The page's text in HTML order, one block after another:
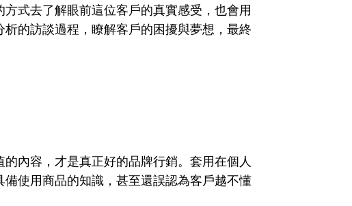
式去了解眼前這位客戶的真實感受，也會用
的訪談過程，瞭解客戶的困擾與夢想，最終
內容，才是真正好的品牌行銷。套用在個人
使用商品的知識，甚至還誤認為客戶越不懂